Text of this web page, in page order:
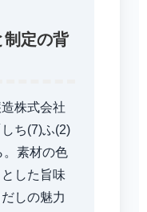
制定の背
株式会社
ち(7)ふ(2)
。素材の色
した旨味
しの魅力